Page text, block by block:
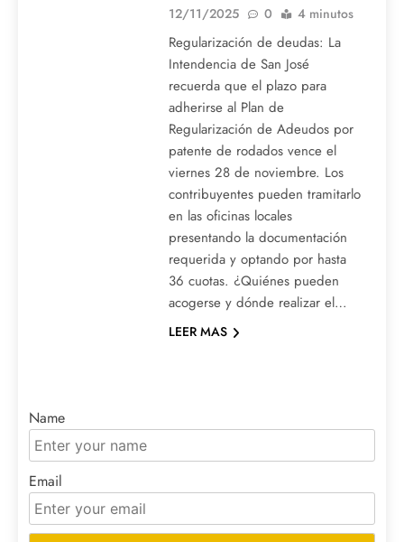
12/11/2025
0 4 minutos
Regularización de deudas: La
Intendencia de San José
recuerda que el plazo para
adherirse al Plan de
Regularización de Adeudos por
patente de rodados vence el
viernes 28 de noviembre. Los
contribuyentes pueden tramitarlo
en las oficinas locales
presentando la documentación
requerida y optando por hasta
36 cuotas. ¿Quiénes pueden
acogerse y dónde realizar el…
LEER MAS
Name
Email